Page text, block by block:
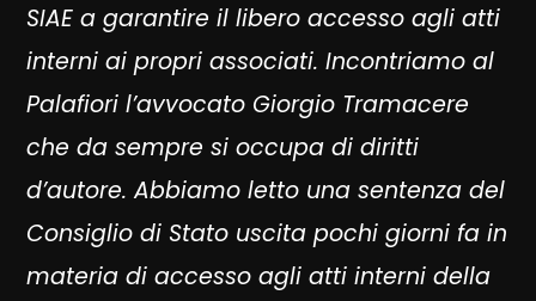
SIAE a garantire il libero accesso agli atti
interni ai propri associati. Incontriamo al
Palafiori l’avvocato Giorgio Tramacere
che da sempre si occupa di diritti
d’autore. Abbiamo letto una sentenza del
Consiglio di Stato uscita pochi giorni fa in
materia di accesso agli atti interni della